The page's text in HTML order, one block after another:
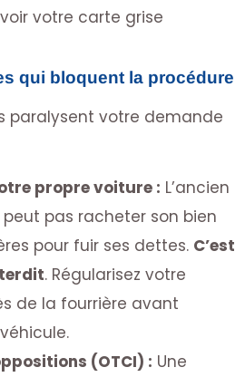
votre carte grise
qui bloquent la procédure
paralysent votre demande
propre voiture : L’ancien
pas racheter son bien
pour fuir ses dettes. C’est
. Régularisez votre
de la fourrière avant
(OTCI) : Une